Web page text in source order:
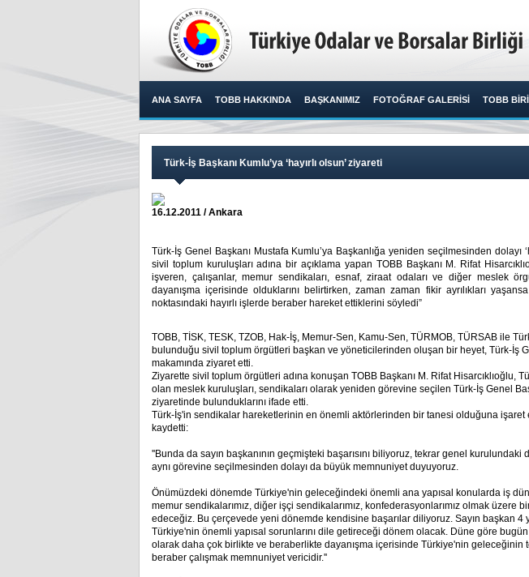
ANA SAYFA TOBB HAKKINDA BAŞKANIMIZ FOTOĞRAF GALERİSİ TOBB
Türk-İş Başkanı Kumlu’ya ‘hayırlı olsun’ ziyareti
16.12.2011 / Ankara
Türk-İş Genel Başkanı Mustafa Kumlu’ya Başkanlığa yeniden seçilmesinden dolayı
sivil toplum kuruluşları adına bir açıklama yapan TOBB Başkanı M. Rifat
işveren, çalışanlar, memur sendikaları, esnaf, ziraat odaları ve diğer meslek
dayanışma içerisinde olduklarını belirtirken, zaman zaman fikir ayrılıkları
noktasındaki hayırlı işlerde beraber hareket ettiklerini söyledi”​ ​
TOBB, TİSK, TESK, TZOB, Hak-İş, Memur-Sen, Kamu-Sen, TÜRMOB, TÜRSAB ile
bulunduğu sivil toplum örgütleri başkan ve yöneticilerinden oluşan bir heyet, Türk-İş
makamında ziyaret etti.
Ziyarette sivil toplum örgütleri adına konuşan TOBB Başkanı M. Rifat Hisarcıklıoğlu,
olan meslek kuruluşları, sendikaları olarak yeniden görevine seçilen Türk-İş Genel
ziyaretinde bulunduklarını ifade etti.
Türk-İş'in sendikalar hareketlerinin en önemli aktörlerinden bir tanesi olduğuna işaret
kaydetti:
''Bunda da sayın başkanının geçmişteki başarısını biliyoruz, tekrar genel
aynı görevine seçilmesinden dolayı da büyük memnuniyet duyuyoruz.
Önümüzdeki dönemde Türkiye'nin geleceğindeki önemli ana yapısal konularda iş
memur sendikalarımız, diğer işçi sendikalarımız, konfederasyonlarımız olmak üzere
edeceğiz. Bu çerçevede yeni dönemde kendisine başarılar diliyoruz. Sayın başkan 4
Türkiye'nin önemli yapısal sorunlarını dile getireceği dönem olacak. Düne göre
olarak daha çok birlikte ve beraberlikte dayanışma içerisinde Türkiye'nin geleceğinin
beraber çalışmak memnuniyet vericidir.''